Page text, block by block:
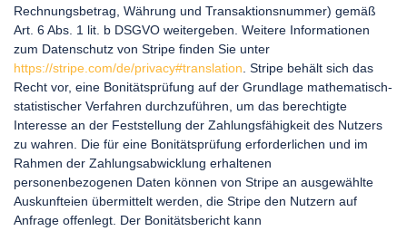
Rechnungsbetrag, Währung und Transaktionsnummer) gemäß
Art. 6 Abs. 1 lit. b DSGVO weitergeben. Weitere Informationen
zum Datenschutz von Stripe finden Sie unter
https://stripe.com/de/privacy#translation . Stripe behält sich das
Recht vor, eine Bonitätsprüfung auf der Grundlage mathematisch-
statistischer Verfahren durchzuführen, um das berechtigte
Interesse an der Feststellung der Zahlungsfähigkeit des Nutzers
zu wahren. Die für eine Bonitätsprüfung erforderlichen und im
Rahmen der Zahlungsabwicklung erhaltenen
personenbezogenen Daten können von Stripe an ausgewählte
Auskunfteien übermittelt werden, die Stripe den Nutzern auf
Anfrage offenlegt. Der Bonitätsbericht kann